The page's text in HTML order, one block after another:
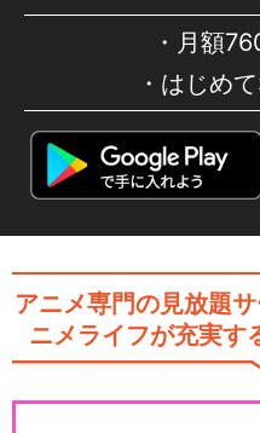
月額
はじめ
アニメ専門の見放題
ニメライフが充実す